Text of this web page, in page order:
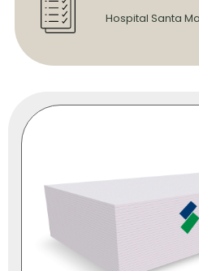
Hospital Santa